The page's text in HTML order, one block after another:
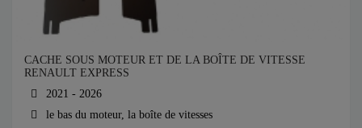
CACHE SOUS MOTEUR ET DE LA BOÎTE DE VITESSE
RENAULT EXPRESS
2021 - 2026
le bas du moteur, la boîte de vitesses